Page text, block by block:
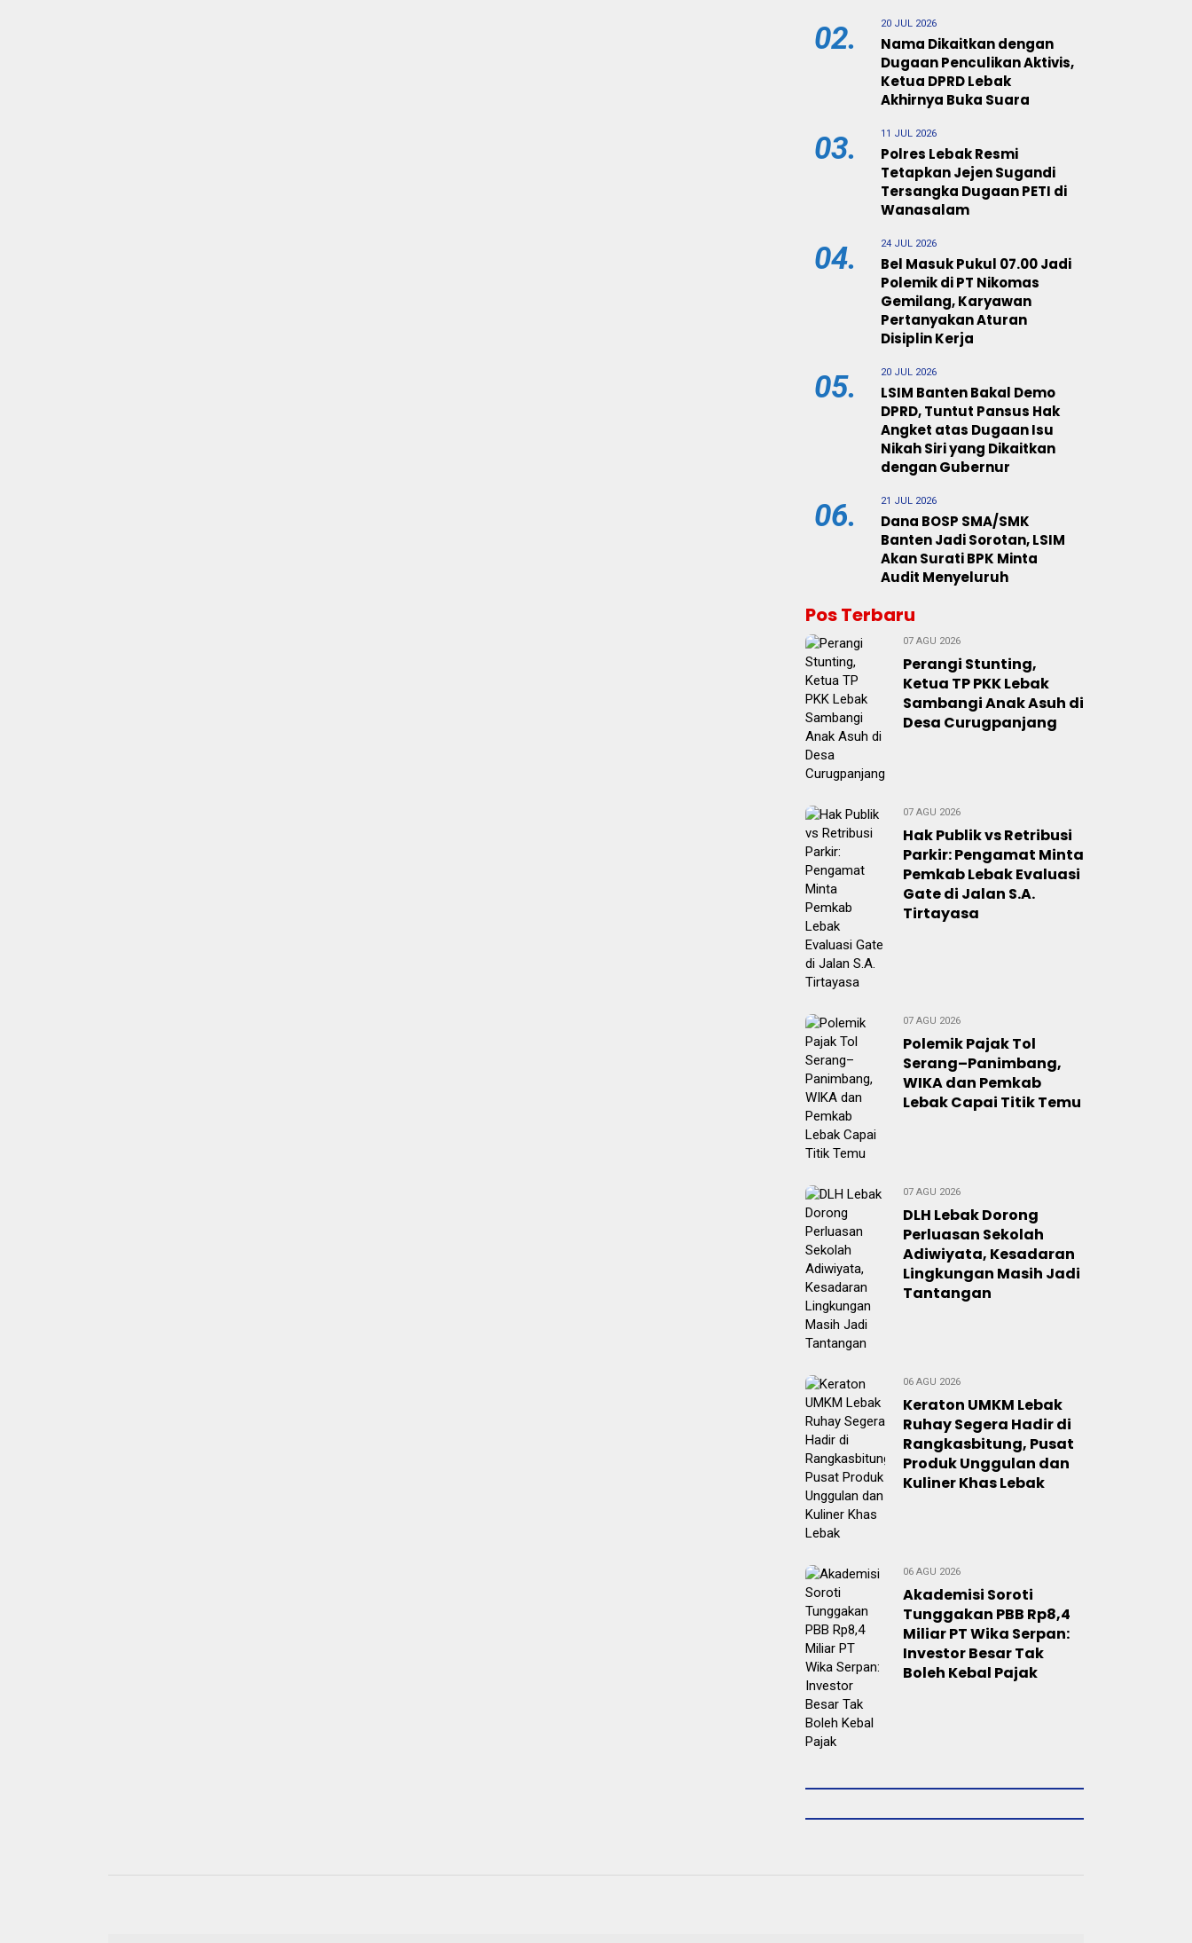
02. 20 JUL 2026
Nama Dikaitkan dengan
Dugaan Penculikan Aktivis,
Ketua DPRD Lebak
Akhirnya Buka Suara
03. 11 JUL 2026
Polres Lebak Resmi
Tetapkan Jejen Sugandi
Tersangka Dugaan PETI di
Wanasalam
04. 24 JUL 2026
Bel Masuk Pukul 07.00 Jadi
Polemik di PT Nikomas
Gemilang, Karyawan
Pertanyakan Aturan
Disiplin Kerja
05. 20 JUL 2026
LSIM Banten Bakal Demo
DPRD, Tuntut Pansus Hak
Angket atas Dugaan Isu
Nikah Siri yang Dikaitkan
dengan Gubernur
06. 21 JUL 2026
Dana BOSP SMA/SMK
Banten Jadi Sorotan, LSIM
Akan Surati BPK Minta
Audit Menyeluruh
Pos Terbaru
07 AGU 2026
Perangi Stunting,
Ketua TP PKK Lebak
Sambangi Anak Asuh di
Desa Curugpanjang
07 AGU 2026
Hak Publik vs Retribusi
Parkir: Pengamat Minta
Pemkab Lebak Evaluasi
Gate di Jalan S.A.
Tirtayasa
07 AGU 2026
Polemik Pajak Tol
Serang–Panimbang,
WIKA dan Pemkab
Lebak Capai Titik Temu
07 AGU 2026
DLH Lebak Dorong
Perluasan Sekolah
Adiwiyata, Kesadaran
Lingkungan Masih Jadi
Tantangan
06 AGU 2026
Keraton UMKM Lebak
Ruhay Segera Hadir di
Rangkasbitung, Pusat
Produk Unggulan dan
Kuliner Khas Lebak
06 AGU 2026
Akademisi Soroti
Tunggakan PBB Rp8,4
Miliar PT Wika Serpan:
Investor Besar Tak
Boleh Kebal Pajak